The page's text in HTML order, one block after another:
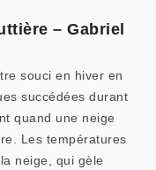
– Gabriel
souci en hiver en
succédées durant
quand une neige
Les températures
neige, qui gèle